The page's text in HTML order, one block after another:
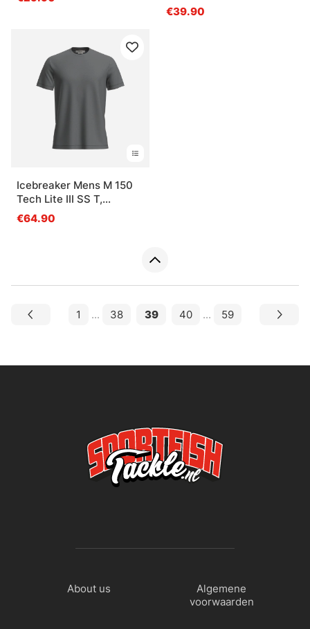
€39.90
Icebreaker Mens M 150
Tech Lite III SS T,
Gritstone
€64.90
1 ... 38 39 40 ... 59
About us
Algemene
voorwaarden